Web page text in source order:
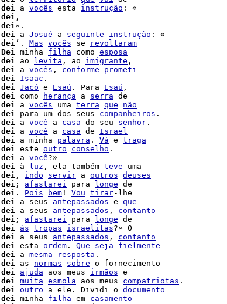
dei a vocês esta instrução : «
dei ,
dei».
dei a Josué a seguinte instrução : «
dei ’. Mas vocês se
revoltaram
Dei minha filha como esposa
dei ao levita , ao imigrante ,
dei a vocês , conforme
prometi
dei Isaac .
dei Jacó e Esaú . Para Esaú
dei como herança a serra de
dei a vocês uma terra que
não
dei para um dos seus companheiros .
dei a você a casa do seu senhor .
dei a você a casa de Israel
dei a minha palavra . Vá e traga
dei este outro conselho .
dei a você?»
dei à luz , ela também teve uma
dei , indo servir a outros deuses
dei ; afastarei para longe de
dei . Pois bem ! Vou tirar-lhe
dei a seus antepassados e que
dei a seus antepassados , contanto
dei ; afastarei para longe de
dei às tropas israelitas?» O
dei a seus antepassados , contanto
dei esta ordem . Que seja
fielmente
dei a mesma resposta .
dei as normas sobre
dei ajuda aos meus irmãos e
dei muita esmola aos meus compatriotas .
dei outro a ele. Dividi o documento
dei minha filha em casamento